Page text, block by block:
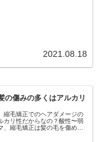
2021.08.18
の傷みの多くはアルカリ
縮毛矯正でのヘアダメージの
カリ性だからなの？酸性〜弱
縮毛矯正は髪の毛を傷めな